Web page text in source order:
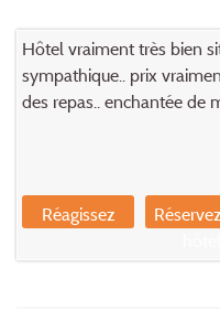
Hôtel vraiment très bien
sympathique.. prix
des repas.. enchantée de
Réagissez